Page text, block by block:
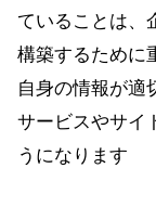
ていることは、
構築するために
自身の情報が適
サービスやサイ
うになります